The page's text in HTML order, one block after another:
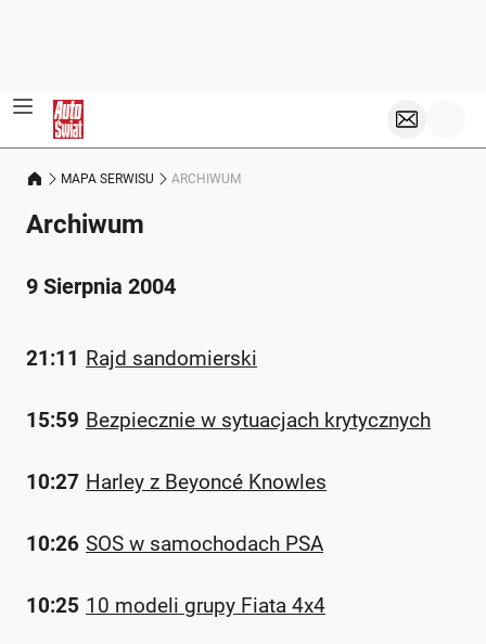
MAPA SERWISU ARCHIWUM
Archiwum
9 Sierpnia 2004
21:11 Rajd sandomierski
15:59 Bezpiecznie w sytuacjach krytycznych
10:27 Harley z Beyoncé Knowles
10:26 SOS w samochodach PSA
10:25 10 modeli grupy Fiata 4x4